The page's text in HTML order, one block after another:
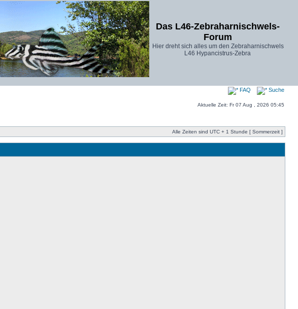
Das L46-Zebraharnischwels-
Forum
Hier dreht sich alles um den Zebraharnischwels
L46 Hypancistrus-Zebra
FAQ Suche
Aktuelle Zeit: Fr 07 Aug , 2026 05:45
Alle Zeiten sind UTC + 1 Stunde [ Sommerzeit ]